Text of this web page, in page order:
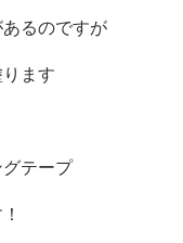
るのですが
ます
テープ